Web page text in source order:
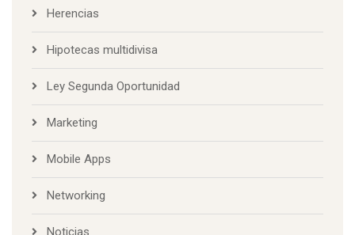
Herencias
Hipotecas multidivisa
Ley Segunda Oportunidad
Marketing
Mobile Apps
Networking
Noticias